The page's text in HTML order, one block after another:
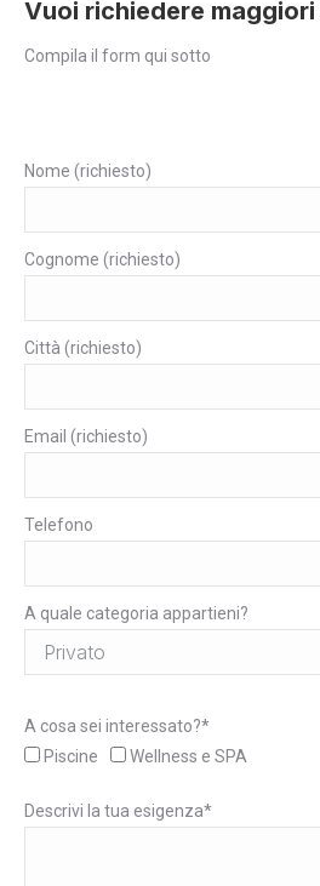
Vuoi richiedere
Compila il form qui sotto
Nome (richiesto)
Cognome (richiesto)
Città (richiesto)
Email (richiesto)
Telefono
A quale categoria appartieni?
A cosa sei interessato?*
Piscine
Wellness e SPA
Descrivi la tua esigenza*